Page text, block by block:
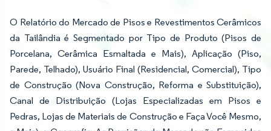
O Relatório do Mercado de Pisos e Revestimentos Cerâmicos
da Tailândia é Segmentado por Tipo de Produto (Pisos de
Porcelana, Cerâmica Esmaltada e Mais), Aplicação (Piso,
Parede, Telhado), Usuário Final (Residencial, Comercial), Tipo
de Construção (Nova Construção, Reforma e Substituição),
Canal de Distribuição (Lojas Especializadas em Pisos e
Pedras, Lojas de Materiais de Construção e Faça Você Mesmo,